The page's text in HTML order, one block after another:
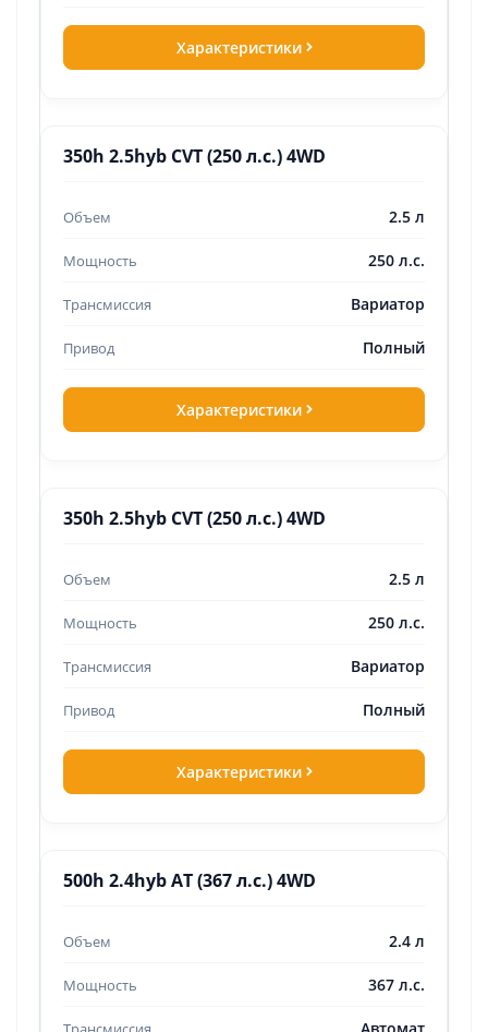
Характеристики
350h 2.5hyb CVT (250 л.с.) 4WD
2.5 л
250 л.с.
Вариатор
Полный
Характеристики
350h 2.5hyb CVT (250 л.с.) 4WD
2.5 л
250 л.с.
Вариатор
Полный
Характеристики
500h 2.4hyb AT (367 л.с.) 4WD
2.4 л
367 л.с.